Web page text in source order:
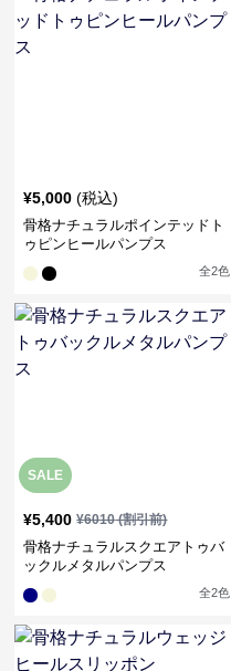
¥5,000 (税込)
骨格ナチュラルポインテッドト
ゥピンヒールパンプス
全2色
SALE
¥5,400 ¥6010(割引前)
骨格ナチュラルスクエアトゥバ
ックルメタルパンプス
全2色